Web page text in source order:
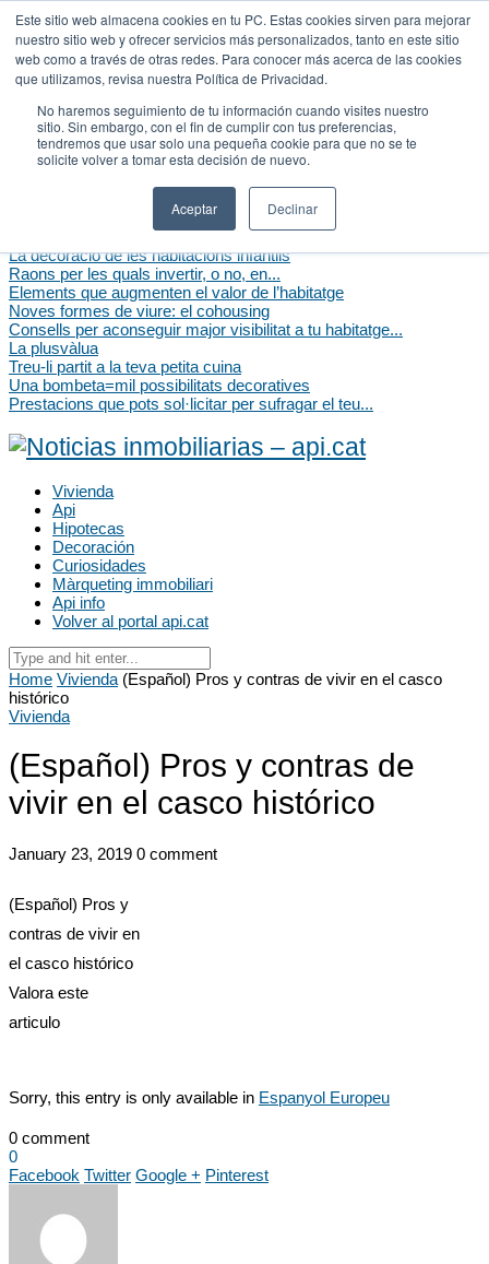
Este sitio web almacena cookies en tu PC. Estas cookies sirven para mejorar
nuestro sitio web y ofrecer servicios más personalizados, tanto en este sitio
web como a través de otras redes. Para conocer más acerca de las cookies
que utilizamos, revisa nuestra Política de Privacidad.
No haremos seguimiento de tu información cuando visites nuestro
sitio. Sin embargo, con el fin de cumplir con tus preferencias,
tendremos que usar solo una pequeña cookie para que no se te
solicite volver a tomar esta decisión de nuevo.
Aceptar Declinar
Vivienda
Api
Hipotecas
Decoración
Curiosidades
Màrqueting immobiliari
Api info
Volver al portal api.cat
Com contribuir amb l’ecologia a casa?
La decoració de les habitacions infantils
Raons per les quals invertir, o no, en...
Elements que augmenten el valor de l’habitatge
Noves formes de viure: el cohousing
Consells per aconseguir major visibilitat a tu habitatge...
La plusvàlua
Treu-li partit a la teva petita cuina
Una bombeta=mil possibilitats decoratives
Prestacions que pots sol·licitar per sufragar el teu...
Vivienda
Api
Hipotecas
Decoración
Curiosidades
Màrqueting immobiliari
Api info
Volver al portal api.cat
Home Vivienda (Español) Pros y contras de vivir en el casco
histórico
Vivienda
(Español) Pros y contras de
vivir en el casco histórico
January 23, 2019 0 comment
(Español) Pros y
contras de vivir en
el casco histórico
Valora este
articulo
Sorry, this entry is only available in Espanyol Europeu
0 comment
0
Facebook Twitter Google + Pinterest